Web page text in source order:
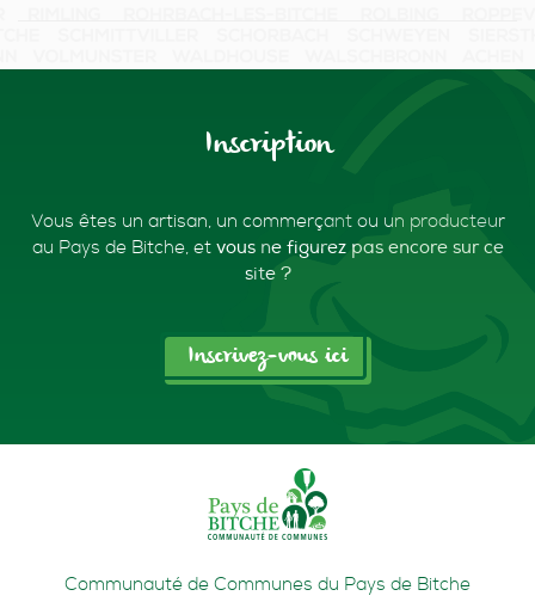
Inscription
Vous êtes un artisan, un commerçant ou un producteur
au Pays de Bitche, et vous ne figurez pas encore sur ce
site ?
Inscrivez-vous ici
Communauté de Communes du Pays de Bitche